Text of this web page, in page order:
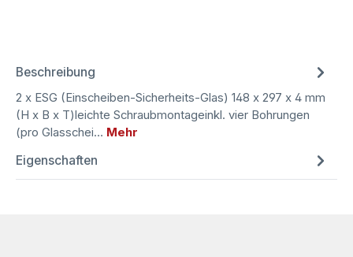
Beschreibung
2 x ESG (Einscheiben-Sicherheits-Glas) 148 x 297 x 4 mm
(H x B x T)leichte Schraubmontageinkl. vier Bohrungen
(pro Glasschei… Mehr
Eigenschaften